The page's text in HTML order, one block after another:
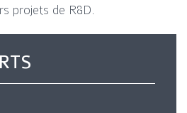
projets de R&D.